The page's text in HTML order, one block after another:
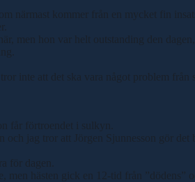
närmast kommer från en mycket fin
men hon var helt outstanding den
inte att det ska vara något problem från
får förtroendet i sulkyn.
jag tror att Jörgen Sjunnesson gör det
för dagen.
hästen gick en 12-tid från ”dödens”